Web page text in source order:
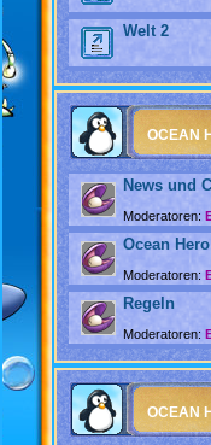
Welt 2
OCEAN
News und
Moderatoren:
Ocean
Moderatoren:
Regeln
Moderatoren:
OCEAN